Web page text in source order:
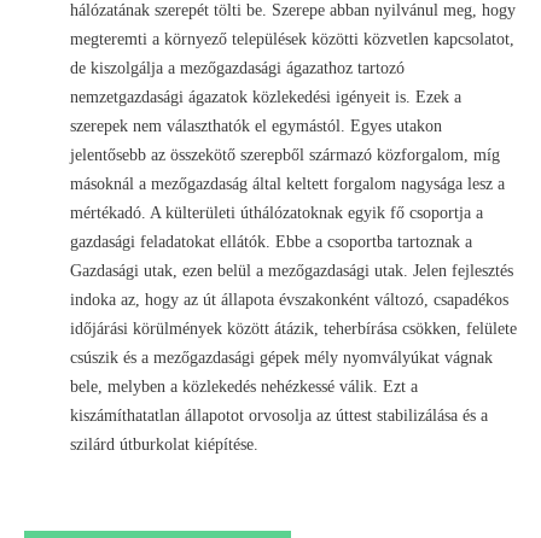
hálózatának szerepét tölti be. Szerepe abban nyilvánul meg, hogy
megteremti a környező települések közötti közvetlen kapcsolatot,
de kiszolgálja a mezőgazdasági ágazathoz tartozó
nemzetgazdasági ágazatok közlekedési igényeit is. Ezek a
szerepek nem választhatók el egymástól. Egyes utakon
jelentősebb az összekötő szerepből származó közforgalom, míg
másoknál a mezőgazdaság által keltett forgalom nagysága lesz a
mértékadó. A külterületi úthálózatoknak egyik fő csoportja a
gazdasági feladatokat ellátók. Ebbe a csoportba tartoznak a
Gazdasági utak, ezen belül a mezőgazdasági utak. Jelen fejlesztés
indoka az, hogy az út állapota évszakonként változó, csapadékos
időjárási körülmények között átázik, teherbírása csökken, felülete
csúszik és a mezőgazdasági gépek mély nyomvályúkat vágnak
bele, melyben a közlekedés nehézkessé válik. Ezt a
kiszámíthatatlan állapotot orvosolja az úttest stabilizálása és a
szilárd útburkolat kiépítése.